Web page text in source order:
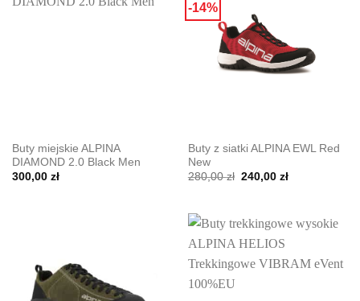
Buty miejskie ALPINA
DIAMOND 2.0 Black Men
300,00 zł
-14%
Buty z siatki ALPINA EWL Red
New
280,00zł Pierwotna
240,00 złAktualna